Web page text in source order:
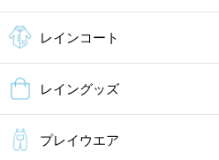
"娘用に可愛いレインブーツを探して
気に入って雨の日じゃなくても履い
レインコート
レイングッズ
プレイウエア